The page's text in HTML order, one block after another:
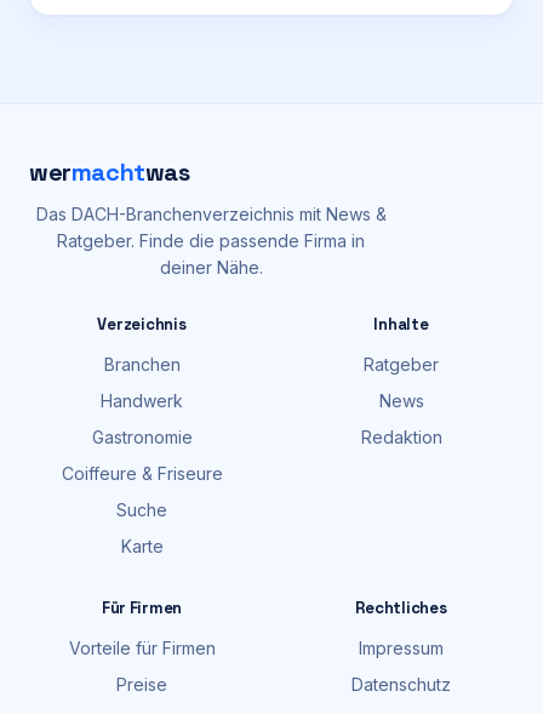
wermachtwas
Das DACH-Branchenverzeichnis mit News &
Ratgeber. Finde die passende Firma in
deiner Nähe.
Verzeichnis
Branchen
Handwerk
Gastronomie
Coiffeure & Friseure
Suche
Karte
Inhalte
Ratgeber
News
Redaktion
Für Firmen
Vorteile für Firmen
Preise
Rechtliches
Impressum
Datenschutz